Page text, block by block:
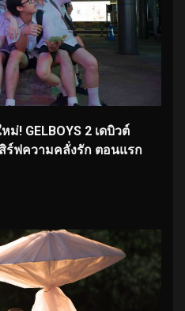
ม่! GELBOYS 2 เดบิวต์
ร์ฟความคลั่งรัก ตอนแรก